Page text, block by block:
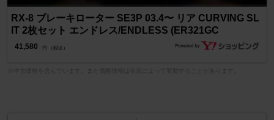
RX-8 ブレーキローター SE3P 03.4〜 リア CURVING SL
IT 2枚セット エンドレス/ENDLESS (ER321GC
41,580 円 （税込）